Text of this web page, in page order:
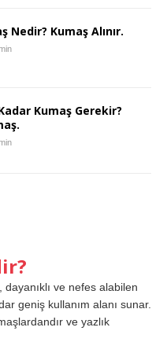
Nedir? Kumaş Alınır.
Kumaş Gerekir?
ve nefes alabilen
geniş kullanım alanı sunar.
ve yazlık